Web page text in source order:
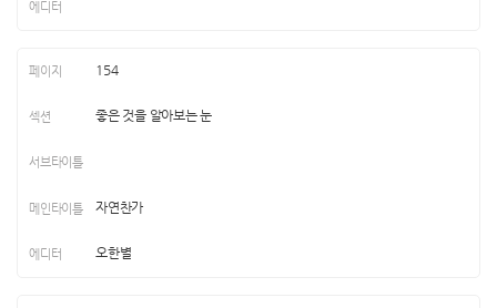
154
좋은 것을 알아보는 눈
자연찬가
오한별